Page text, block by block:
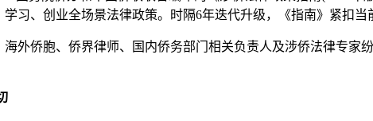
习、创业全场景法律政策。时隔6年迭代升级，《指南》紧扣
侨胞、侨界律师、国内侨务部门相关负责人及涉侨法律专家